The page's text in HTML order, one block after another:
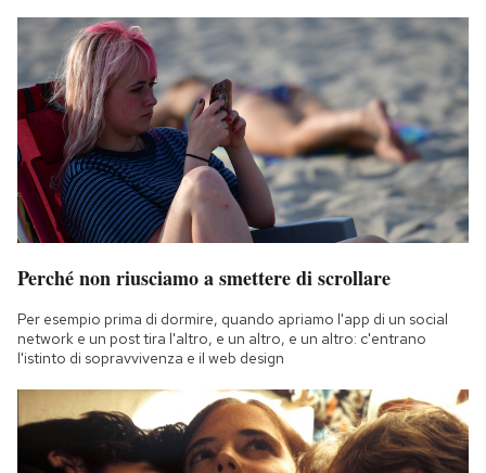
Perché non riusciamo a smettere di scrollare
Per esempio prima di dormire, quando apriamo l'app di un social
network e un post tira l'altro, e un altro, e un altro: c'entrano
l'istinto di sopravvivenza e il web design